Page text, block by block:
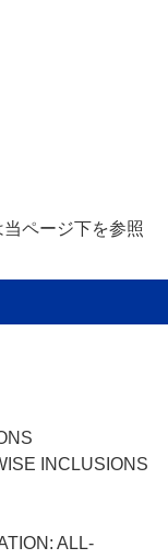
ページ下を参照
INCLUSIONS
ALL-